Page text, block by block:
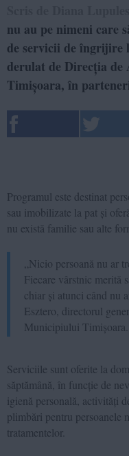
nu au pe nimeni care
de servicii de
derulat de Direcția
Timișoara, în
Programul este destinat
sau imobilizate la pat și
nu există familie sau alte
„Nicio persoană nu ar
Fiecare vârstnic merită
chiar și atunci când nu
Esztero, directorul
Municipiului Timișoara.
Serviciile sunt oferite la
săptămână, în funcție de
igienă personală, activități
plimbări pentru persoanele
tratamentelor.